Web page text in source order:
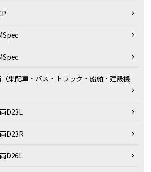
集配車・バス・トラック・船舶・建設機
D23L
D23R
D26L